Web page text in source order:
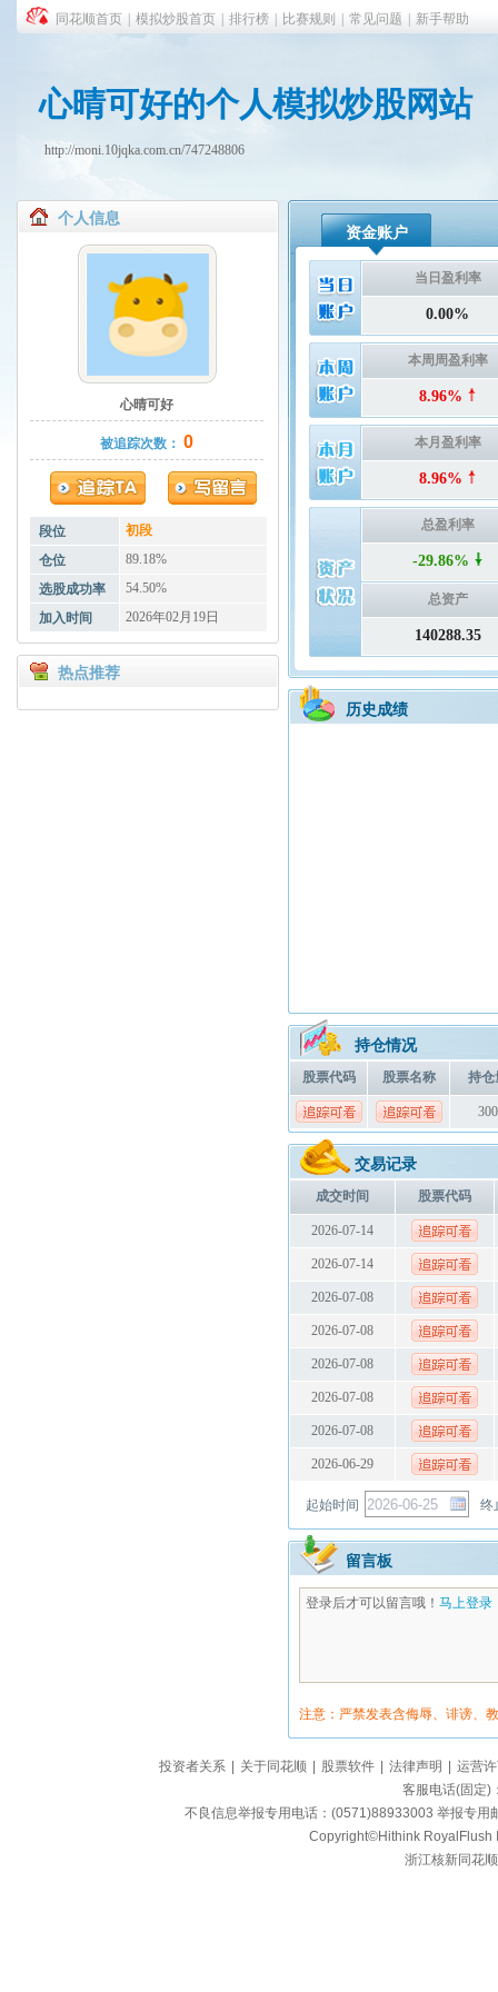
同花顺首页 模拟炒股首页 排行榜 比赛规则 常见问题 新手帮助
心晴可好的个人模拟炒股网站
http://moni.10jqka.com.cn/747248806
个人信息
心晴可好
被追踪次数： 0
段位
初段
仓位
89.18%
选股成功率
54.50%
加入时间
2026年02月19日
热点推荐
资金账户
当日盈利率
0.00%
本周周盈利率
8.96%
本月盈利率
8.96%
总盈利率
-29.86%
总资产
140288.35
历史成绩
持仓情况
股票代码 股票名称 持仓
300
交易记录
成交时间 股票代码
2026-07-14
2026-07-14
2026-07-08
2026-07-08
2026-07-08
2026-07-08
2026-07-08
2026-06-29
起始时间 终
留言板
登录后才可以留言哦！ 马上登录
注意：严禁发表含侮辱、诽谤、
投资者关系 关于同花顺 股票软件 法律声明
运营
客服电话(固定
不良信息举报专用电话：(0571)88933003 举报专
Copyright©Hithink RoyalFlush
浙江核新同花